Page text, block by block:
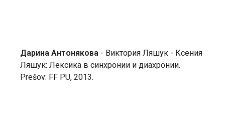
Дарина Антонякова - Виктория Ляшук - Ксения
Ляшук: Лексика в синхронии и диахронии.
Prešov: FF PU, 2013.